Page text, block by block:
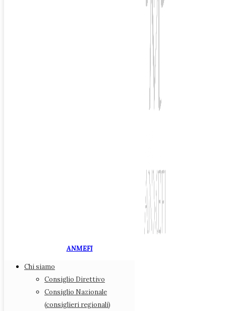
ANMEFI
Chi siamo
Consiglio Direttivo
Consiglio Nazionale
(consiglieri regionali)
Associazione Nazionale
Medici di Medicina Fiscale